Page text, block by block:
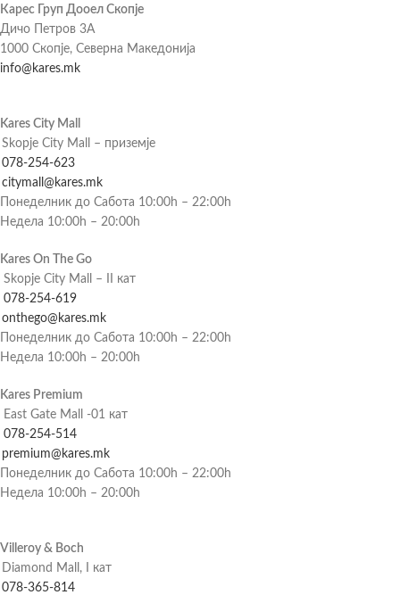
Карес Груп Дооел Скопје
Дичо Петров 3А
1000 Скопје, Северна Македонија
info@kares.mk
Kares City Mall
Skopje City Mall – приземје
078-254-623
citymall@kares.mk
Понеделник до Сабота 10:00h – 22:00h
Недела 10:00h – 20:00h
Kares On The Go
Skopje City Mall – II кат
078-254-619
onthego@kares.mk
Понеделник до Сабота 10:00h – 22:00h
Недела 10:00h – 20:00h
Kares Premium
East Gate Mall -01 кат
078-254-514
premium@kares.mk
Понеделник до Сабота 10:00h – 22:00h
Недела 10:00h – 20:00h
Villeroy & Boch
Diamond Mall, I кат
078-365-814